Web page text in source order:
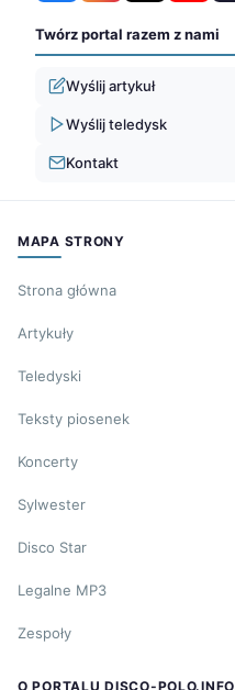
Twórz portal razem z nami
Wyślij artykuł
Wyślij teledysk
Kontakt
MAPA STRONY
Strona główna
Artykuły
Teledyski
Teksty piosenek
Koncerty
Sylwester
Disco Star
Legalne MP3
Zespoły
O PORTALU DISCO-POLO.INFO